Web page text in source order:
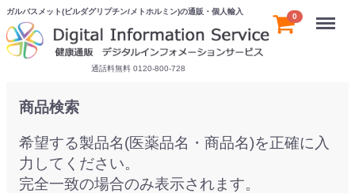
ガルバスメット(ビルダグリプチン/メトホルミン)の通販・個人輸入
通話料無料 0120-800-728
0 Menu
商品検索
希望する製品名(医薬品名・商品名)を正確に入
力してください。
完全一致の場合のみ表示されます。